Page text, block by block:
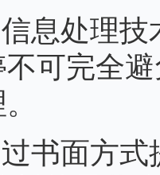
息处理
可完全
书面方式